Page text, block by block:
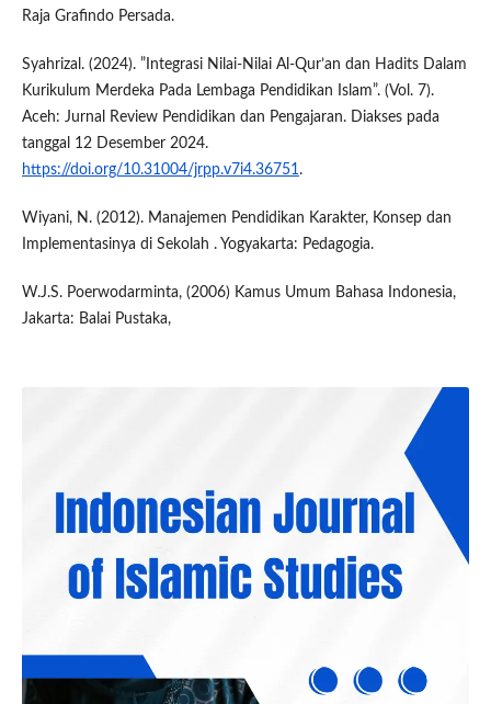
Raja Grafindo Persada.
Syahrizal. (2024). ”Integrasi Nilai-Nilai Al-Qur’an dan Hadits Dalam
Kurikulum Merdeka Pada Lembaga Pendidikan Islam”. (Vol. 7).
Aceh: Jurnal Review Pendidikan dan Pengajaran. Diakses pada
tanggal 12 Desember 2024.
https://doi.org/10.31004/jrpp.v7i4.36751.
Wiyani, N. (2012). Manajemen Pendidikan Karakter, Konsep dan
Implementasinya di Sekolah . Yogyakarta: Pedagogia.
W.J.S. Poerwodarminta, (2006) Kamus Umum Bahasa Indonesia,
Jakarta: Balai Pustaka,